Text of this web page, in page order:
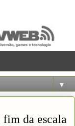
▼
da escala